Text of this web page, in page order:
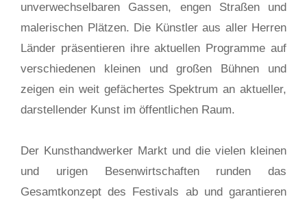
unverwechselbaren Gassen, engen Straßen und
malerischen Plätzen. Die Künstler aus aller Herren
Länder präsentieren ihre aktuellen Programme auf
verschiedenen kleinen und großen Bühnen und
zeigen ein weit gefächertes Spektrum an aktueller,
darstellender Kunst im öffentlichen Raum.
Der Kunsthandwerker Markt und die vielen kleinen
und urigen Besenwirtschaften runden das
Gesamtkonzept des Festivals ab und garantieren